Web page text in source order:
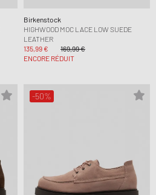
Birkenstock
HIGHWOOD MOC LACE LOW SUEDE
LEATHER
135,99 €
169,99 €
ENCORE RÉDUIT
-50%